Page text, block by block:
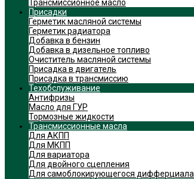
Трансмиссионное масло
Присадки
Герметик масляной системы
Герметик радиатора
Добавка в бензин
Добавка в дизельное топливо
Очиститель масляной системы
Присадка в двигатель
Присадка в трансмиссию
Техобслуживание
Антифризы
Масло для ГУР
Тормозные жидкости
Трансмиссионные масла
Для АКПП
Для МКПП
Для вариатора
Для двойного сцепления
Для самоблокирующегося дифферциала